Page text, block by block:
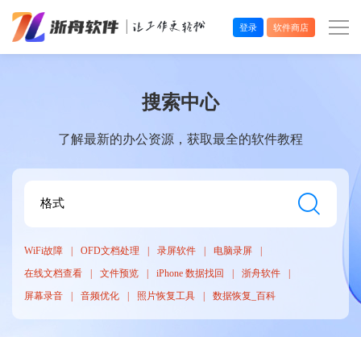
在线应用
登录 软件商店
搜索中心
了解最新的办公资源，获取最全的软件教程
WiFi故障 OFD文档处理 录屏软件
电脑录屏
在线文档查看
文件预览 iPhone 数据找回
浙舟软件
屏幕录音
音频优化 照片恢复工具 数据恢复_百科